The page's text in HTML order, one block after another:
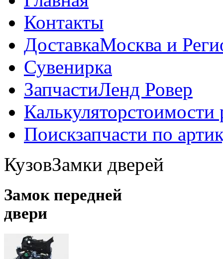
Контакты
ДоставкаМосква и
Сувенирка
ЗапчастиЛенд Ровер
Калькуляторстоимости
Поискзапчасти по
КузовЗамки дверей
Замок передней
двери